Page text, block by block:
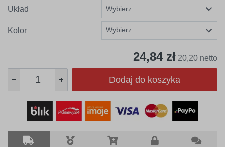
Układ
Kolor Wybierz
24,84 zł 20,20 netto
Dodaj do koszyka